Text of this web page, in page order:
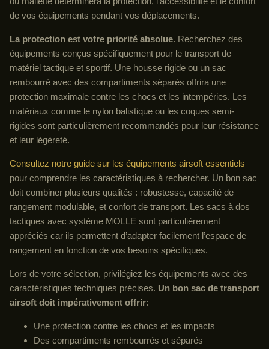
de vos équipements pendant vos déplacements.
La protection est votre priorité absolue. Recherchez des
équipements conçus spécifiquement pour le transport de
matériel tactique et sportif. Une housse rigide ou un sac
rembourré avec des compartiments séparés offrira une
protection maximale contre les chocs et les intempéries. Les
matériaux comme le nylon balistique ou les coques semi-
rigides sont particulièrement recommandés pour leur résistance
et leur légèreté.
Consultez notre guide sur les équipements airsoft essentiels
pour comprendre les caractéristiques à rechercher. Un bon sac
doit combiner plusieurs qualités : robustesse, capacité de
rangement modulable, et confort de transport. Les sacs à dos
tactiques avec système MOLLE sont particulièrement
appréciés car ils permettent d’adapter facilement l’espace de
rangement en fonction de vos besoins spécifiques.
Lors de votre sélection, privilégiez les équipements avec des
caractéristiques techniques précises. Un bon sac de transport
airsoft doit impérativement offrir:
Une protection contre les chocs et les impacts
Des compartiments rembourrés et séparés